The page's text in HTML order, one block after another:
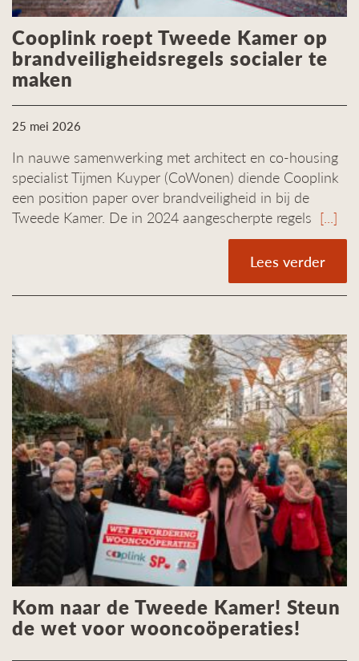
Cooplink roept Tweede Kamer op
brandveiligheidsregels socialer te
maken
25 mei 2026
In nauwe samenwerking met architect en co-housing
specialist Tijmen Kuyper (CoWonen) diende Cooplink
een position paper over brandveiligheid in bij de
Tweede Kamer. De in 2024 aangescherpte regels [...]
Lees verder
Kom naar de Tweede Kamer! Steun
de wet voor wooncoöperaties!